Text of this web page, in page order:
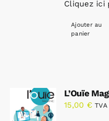
Cliquez ici
Ajouter au
panier
L’Ouïe
15,00 €